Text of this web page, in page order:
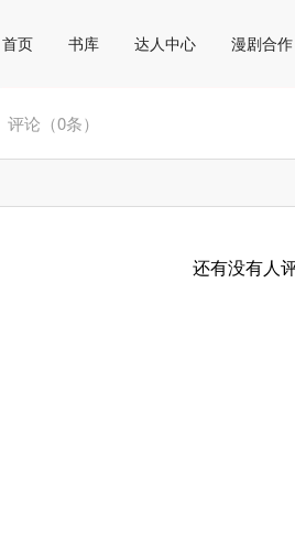
首页 书库 达人中心 漫剧合作
评论（0条）
还有没有人